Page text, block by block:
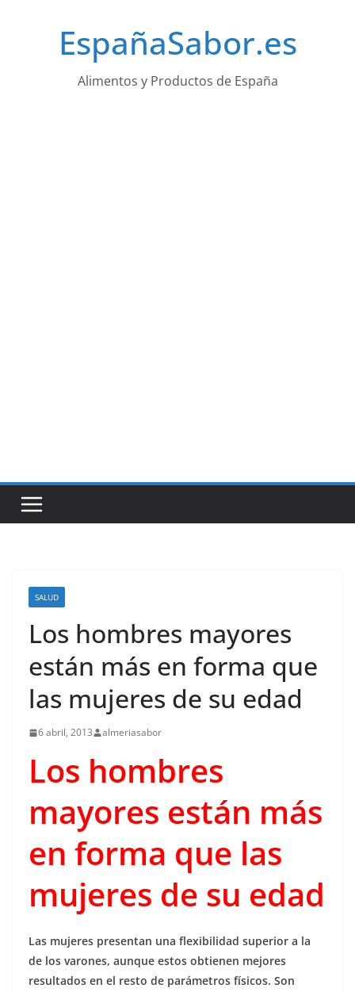
EspañaSabor.es
Alimentos y Productos de España
SALUD
Los hombres mayores
están más en forma que
las mujeres de su edad
6 abril, 2013 almeriasabor
Los hombres
mayores están más
en forma que las
mujeres de su edad
Las mujeres presentan una flexibilidad superior a la
de los varones, aunque estos obtienen mejores
resultados en el resto de parámetros físicos. Son